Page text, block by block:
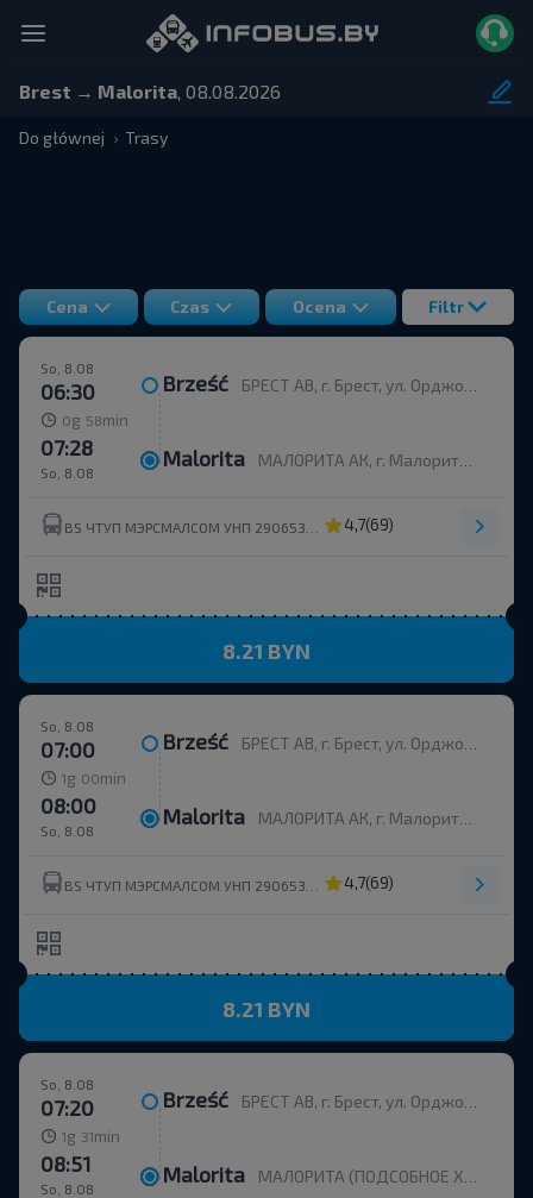
Brest → Malorita, 08.08.2026
Do głównej Trasy
Cena Czas Ocena Filtr
So, 8.08
06:30 Brześć БРЕСТ АВ, г. Брест, ул. Орджоникидзе, 12, Беларусь
0g 58 min
So, 8.08
07:28 Malorita МАЛОРИТА АК, г. Малорита, ул. Вокзальная, 19
4,7(69)
8.21 BYN
So, 8.08
07:00 Brześć БРЕСТ АВ, г. Брест, ул. Орджоникидзе, 12, Беларусь
1g 00 min
So, 8.08
08:00 Malorita МАЛОРИТА АК, г. Малорита, ул. Вокзальная, 19
4,7(69)
8.21 BYN
So, 8.08
07:20 Brześć БРЕСТ АВ, г. Брест, ул. Орджоникидзе, 12, Беларусь
1g 31 min
So, 8.08
08:51 Malorita МАЛОРИТА (ПОДСОБНОЕ ХОЗ-ВО), МАЛОРИТА Малоритский р-н БРЕСТСКАЯ ОБЛ. Беларусь